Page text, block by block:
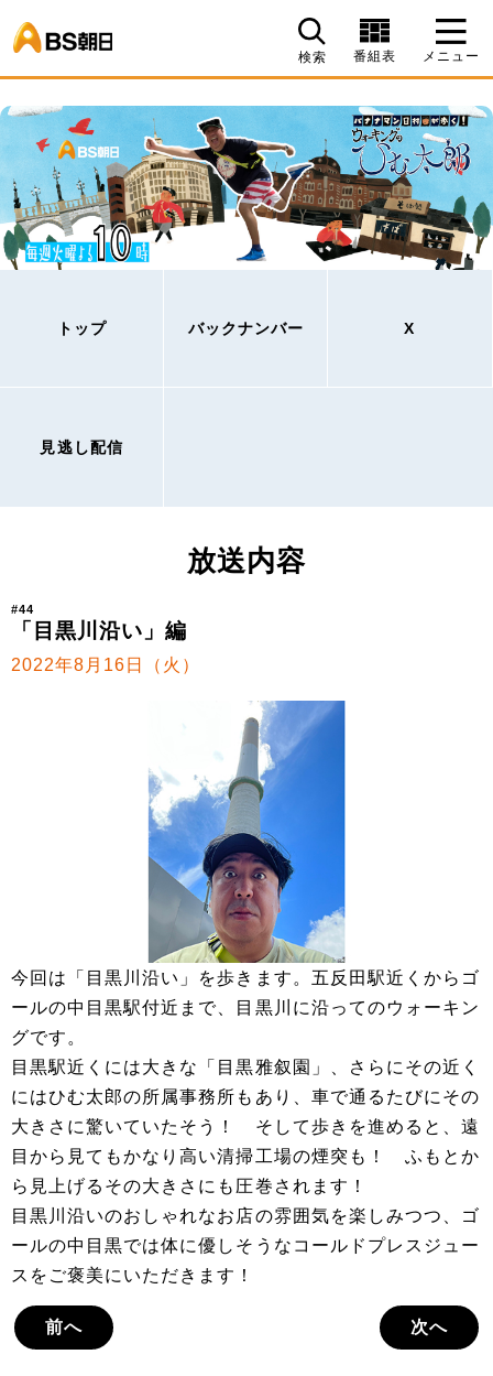
検索 番組表 メニュー
トップ バックナンバー X
見逃し配信
放送内容
#44
「目黒川沿い」編
2022年8月16日（火）
今回は「目黒川沿い」を歩きます。五反田駅近くからゴ
ールの中目黒駅付近まで、目黒川に沿ってのウォーキン
グです。
目黒駅近くには大きな「目黒雅叙園」、さらにその近く
にはひむ太郎の所属事務所もあり、車で通るたびにその
大きさに驚いていたそう！ そして歩きを進めると、遠
目から見てもかなり高い清掃工場の煙突も！ ふもとか
ら見上げるその大きさにも圧巻されます！
目黒川沿いのおしゃれなお店の雰囲気を楽しみつつ、ゴ
ールの中目黒では体に優しそうなコールドプレスジュー
スをご褒美にいただきます！
前へ 次へ